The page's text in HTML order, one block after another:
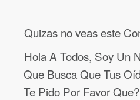
Quizas no veas este
Hola A Todos, Soy Un
Que Busca Que Tus
Te Pido Por Favor